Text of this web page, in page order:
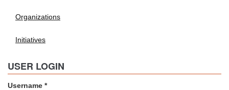
Organizations
Initiatives
USER LOGIN
Username *